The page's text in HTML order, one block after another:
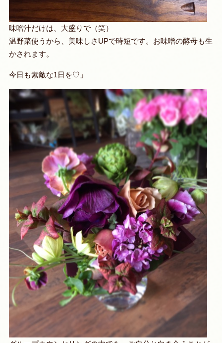
味噌汁だけは、大盛りで（笑）
温野菜使うから、美味しさUPで時短です。お味噌の酵母も生
かされます。
今日も素敵な1日を♡」